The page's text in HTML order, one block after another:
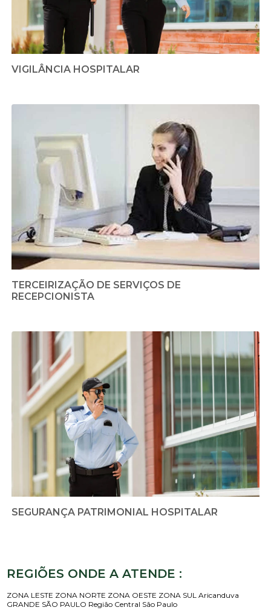
VIGILÂNCIA HOSPITALAR
TERCEIRIZAÇÃO DE SERVIÇOS DE
RECEPCIONISTA
SEGURANÇA PATRIMONIAL HOSPITALAR
REGIÕES ONDE A ATENDE :
ZONA LESTE ZONA NORTE ZONA OESTE ZONA SUL Aricanduva
GRANDE SÃO PAULO Região Central São Paulo